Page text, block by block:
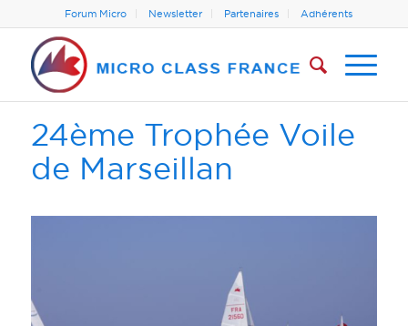
Forum Micro Newsletter Partenaires Adhérents
24ème Trophée Voile
de Marseillan